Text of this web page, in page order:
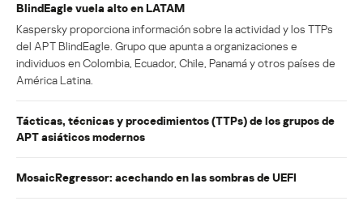
BlindEagle vuela alto en LATAM
Kaspersky proporciona información sobre la actividad y los TTPs
del APT BlindEagle. Grupo que apunta a organizaciones e
individuos en Colombia, Ecuador, Chile, Panamá y otros países de
América Latina.
Tácticas, técnicas y procedimientos (TTPs) de los grupos de
APT asiáticos modernos
MosaicRegressor: acechando en las sombras de UEFI